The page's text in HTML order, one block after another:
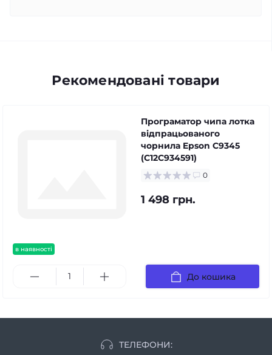
Рекомендовані товари
в наявності
Програматор чипа лотка
відпрацьованого
чорнила Epson C9345
(C12C934591)
0
1 498 грн.
До кошика
ТЕЛЕФОНИ: